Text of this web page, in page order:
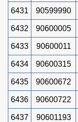
6431 90599990
6432 90600005
6433 90600011
6434 90600315
6435 90600672
6436 90600722
6437 90601193